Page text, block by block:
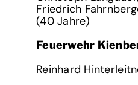
Friedrich
(40 Jahre)
Feuerwehr
Reinhard